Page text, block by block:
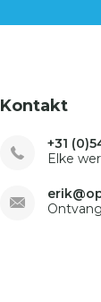
Kontakt
+31
Elke